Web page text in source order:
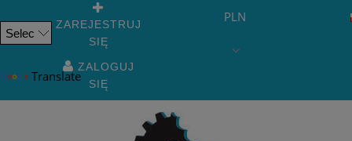
Translate
ZAREJESTRUJ
SIĘ
ZALOGUJ
SIĘ
PLN